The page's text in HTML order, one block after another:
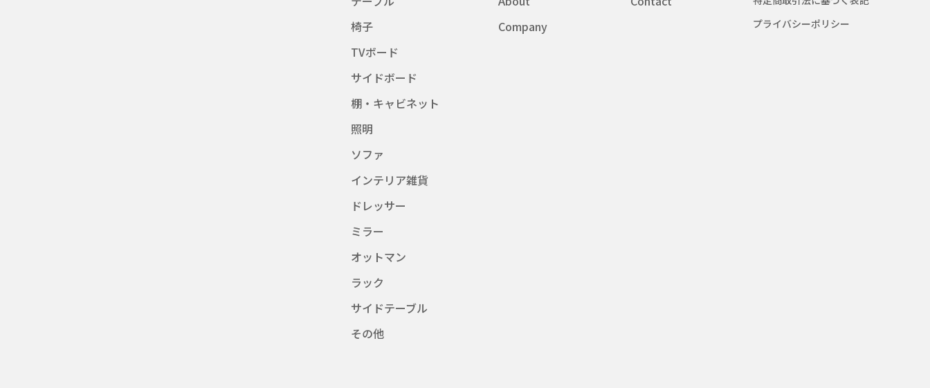
椅子
TVボード
サイドボード
棚・キャビネット
照明
ソファ
インテリア雑貨
ドレッサー
ミラー
オットマン
ラック
サイドテーブル
その他
Company
プライバシーポリシー